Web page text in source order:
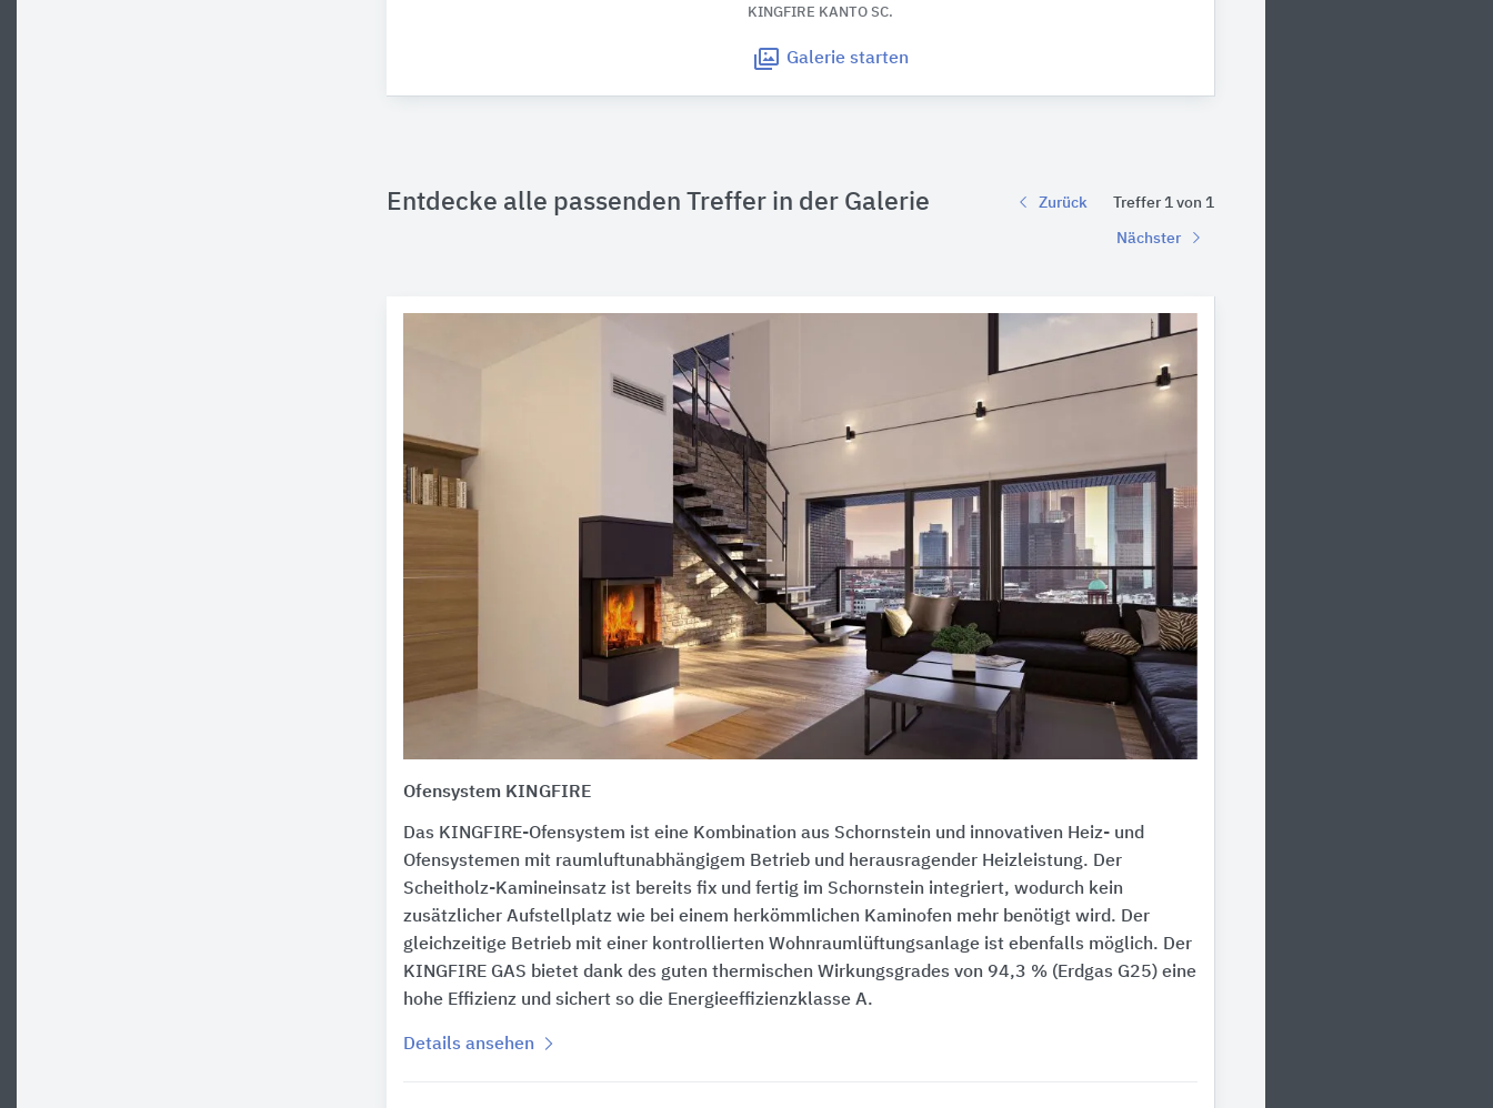
KINGFIRE KANTO SC.
Galerie starten
Entdecke alle passenden Treffer in der Galerie Zurück Treffer 1 von 1
Nächster
Ofensystem KINGFIRE
Das KINGFIRE-Ofensystem ist eine Kombination aus Schornstein und innovativen Heiz- und
Ofensystemen mit raumluftunabhängigem Betrieb und herausragender Heizleistung. Der
Scheitholz-Kamineinsatz ist bereits fix und fertig im Schornstein integriert, wodurch kein
zusätzlicher Aufstellplatz wie bei einem herkömmlichen Kaminofen mehr benötigt wird. Der
gleichzeitige Betrieb mit einer kontrollierten Wohnraumlüftungsanlage ist ebenfalls möglich. Der
KINGFIRE GAS bietet dank des guten thermischen Wirkungsgrades von 94,3 % (Erdgas G25) eine
hohe Effizienz und sichert so die Energieeffizienzklasse A.
Details ansehen